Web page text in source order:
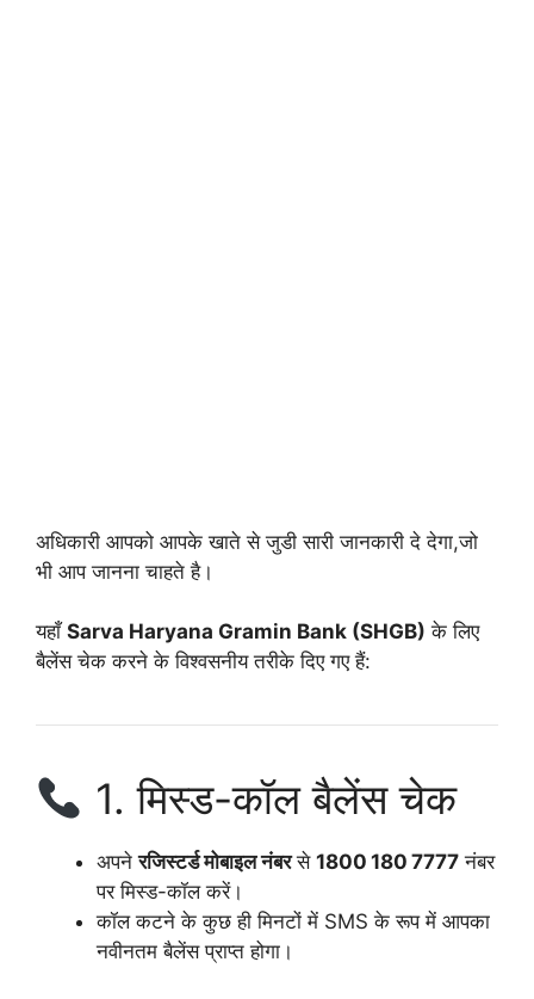
अधिकारी आपको आपके खाते से जुडी सारी जानकारी दे देगा,जो
भी आप जानना चाहते है।
यहाँ Sarva Haryana Gramin Bank (SHGB) के लिए
बैलेंस चेक करने के विश्वसनीय तरीके दिए गए हैं:
1. मिस्ड-कॉल बैलेंस चेक
अपनेरजिस्टर्ड मोबाइल नंबरसे 1800 180 7777 नंबर
पर मिस्ड-कॉल करें।
कॉल कटने के कुछ ही मिनटों में SMS के रूप में आपका
नवीनतम बैलेंस प्राप्त होगा।